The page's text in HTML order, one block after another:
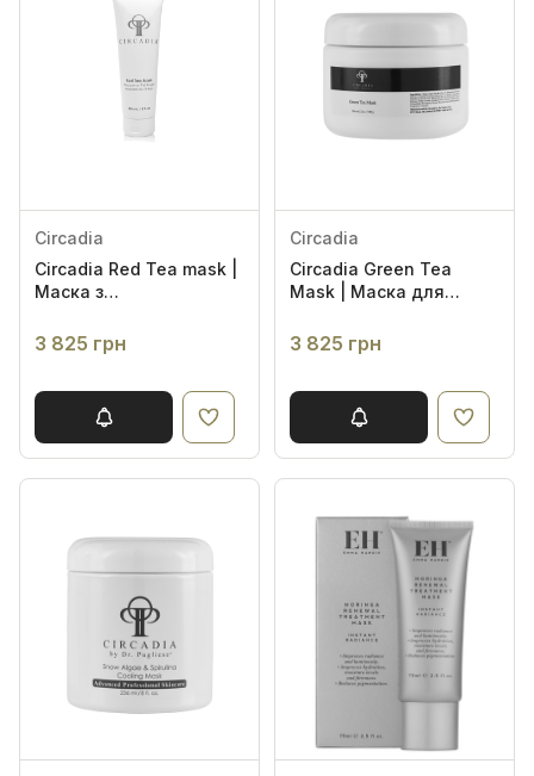
Circadia
Circadia Red Tea mask |
Маска з
зволоження шкіри
обличчя
3 825 грн
Circadia
Circadia Green Tea
Mask | Маска для
обличчя «Зелений чай»
3 825 грн